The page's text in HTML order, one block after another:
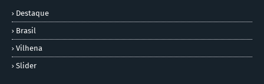
Destaque
Brasil
Vilhena
Slider